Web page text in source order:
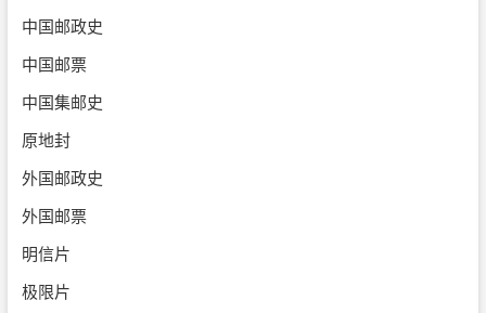
中国邮政史
中国邮票
中国集邮史
原地封
外国邮政史
外国邮票
明信片
极限片